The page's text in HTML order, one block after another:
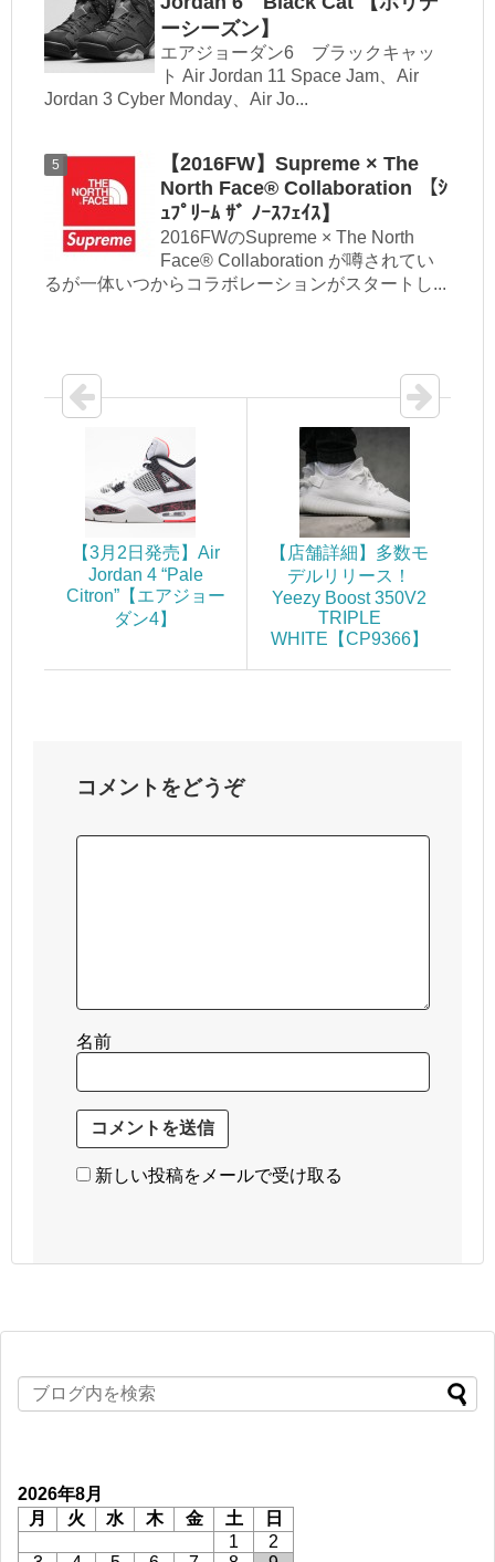
ーシーズン】
エアジョーダン6 ブラックキャッ
ト Air Jordan 11 Space Jam、Air
Jordan 3 Cyber Monday、Air Jo...
【2016FW】Supreme × The
North Face® Collaboration 【ｼ
ｭﾌﾟﾘｰﾑ ｻﾞ ﾉｰｽﾌｪｲｽ】
2016FWのSupreme × The North
Face® Collaboration が噂されてい
るが一体いつからコラボレーションがスタートし...
【3月2日発売】Air
Jordan 4 “Pale
Citron”【エアジョー
ダン4】
【店舗詳細】多数モ
デルリリース！
Yeezy Boost 350V2
TRIPLE
WHITE【CP9366】
コメントをどうぞ
名前
新しい投稿をメールで受け取る
2026年8月
月
火 水 木 金 土
日
1
2